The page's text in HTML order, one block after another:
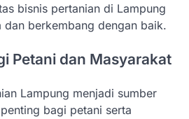
bisnis pertanian di Lampung
dan berkembang dengan baik.
Petani dan Masyarakat
Lampung menjadi sumber
bagi petani serta